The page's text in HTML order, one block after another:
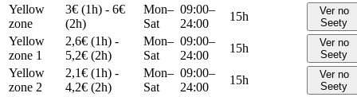
Yellow
zone
3€ (1h) - 6€
(2h)
Mon–
Sat
09:00–
24:00
15h
Ver no
Seety
Yellow
zone 1
2,6€ (1h) -
5,2€ (2h)
Mon–
Sat
09:00–
24:00
15h
Ver no
Seety
Yellow
zone 2
2,1€ (1h) -
4,2€ (2h)
Mon–
Sat
09:00–
24:00
15h
Ver no
Seety